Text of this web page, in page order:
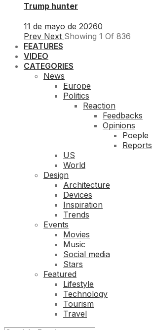
Trump hunter
11 de mayo de 20260
Prev Next Showing 1 Of 836
FEATURES
VIDEO
CATEGORIES
News
Europe
Politics
Reaction
Feedbacks
Opinions
Poeple
Reports
US
World
Design
Architecture
Devices
Inspiration
Trends
Events
Movies
Music
Social media
Stars
Featured
Lifestyle
Technology
Tourism
Travel